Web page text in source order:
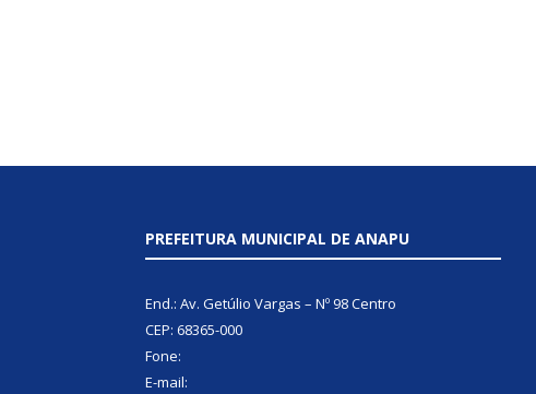
PREFEITURA MUNICIPAL DE ANAPU
End.: Av. Getúlio Vargas – Nº 98 Centro
CEP: 68365-000
Fone:
E-mail: